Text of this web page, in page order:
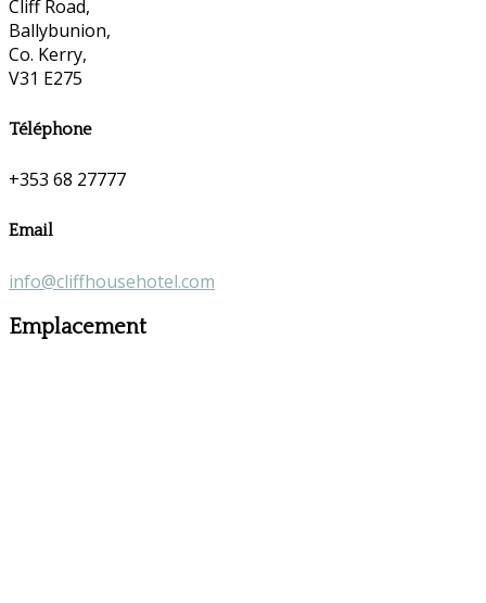
Cliff Road,
Ballybunion,
Co. Kerry,
V31 E275
Téléphone
+353 68 27777
Email
info@cliffhousehotel.com
Emplacement